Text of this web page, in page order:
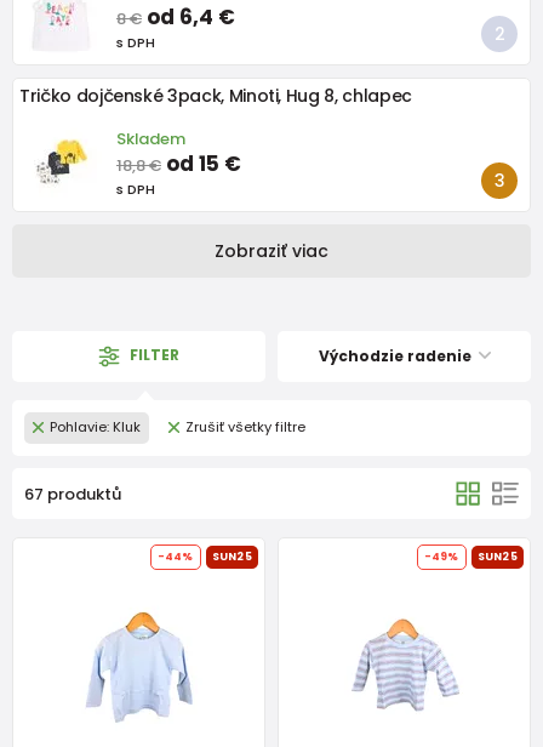
8 € od 6,4 €
s DPH
Tričko dojčenské 3pack, Minoti, Hug 8, chlapec
Skladem
18,8 € od 15 €
s DPH
Zobraziť viac
FILTER Východzie radenie
Pohlavie: Kluk Zrušiť všetky filtre
67 produktů
-44% SUN25 -49% SUN25